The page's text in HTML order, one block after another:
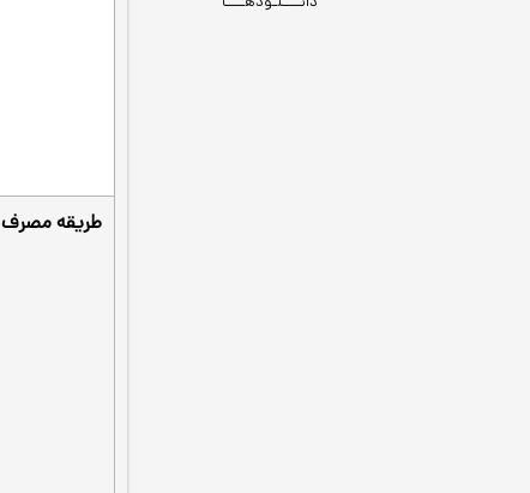
طریقه مصرف